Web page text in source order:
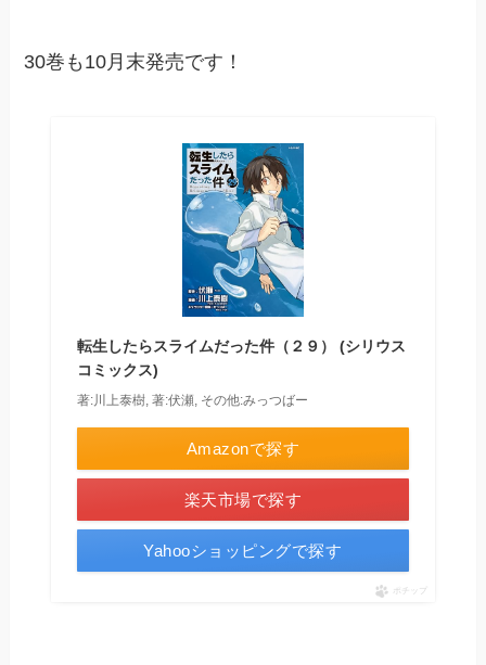
30巻も10月末発売です！
転生したらスライムだった件（２９） (シリウス
コミックス)
著:川上泰樹, 著:伏瀬, その他:みっつばー
Amazonで探す
楽天市場で探す
Yahooショッピングで探す
ポチップ